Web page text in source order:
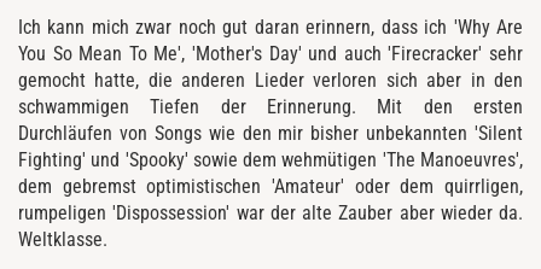
Ich kann mich zwar noch gut daran erinnern, dass ich 'Why Are
You So Mean To Me', 'Mother's Day' und auch 'Firecracker' sehr
gemocht hatte, die anderen Lieder verloren sich aber in den
schwammigen Tiefen der Erinnerung. Mit den ersten
Durchläufen von Songs wie den mir bisher unbekannten 'Silent
Fighting' und 'Spooky' sowie dem wehmütigen 'The Manoeuvres',
dem gebremst optimistischen 'Amateur' oder dem quirrligen,
rumpeligen 'Dispossession' war der alte Zauber aber wieder da.
Weltklasse.